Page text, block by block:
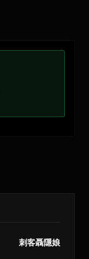
刺客聶隱娘